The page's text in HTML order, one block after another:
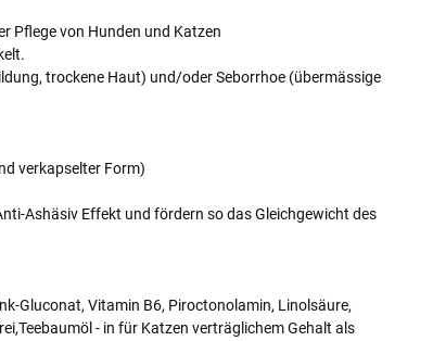
Pflege von Hunden und Katzen
trockene Haut) und/oder Seborrhoe (übermässige
verkapselter Form)
Ashäsiv Effekt und fördern so das Gleichgewicht des
Gluconat, Vitamin B6, Piroctonolamin, Linolsäure,
- in für Katzen verträglichem Gehalt als